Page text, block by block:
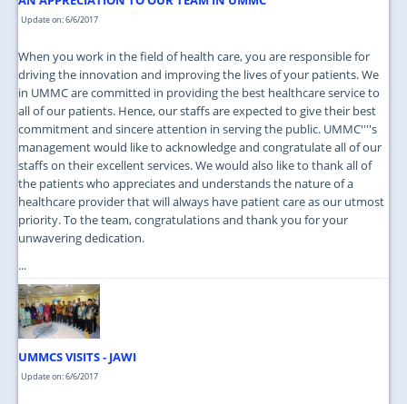
Update on: 6/6/2017
When you work in the field of health care, you are responsible for
driving the innovation and improving the lives of your patients. We
in UMMC are committed in providing the best healthcare service to
all of our patients. Hence, our staffs are expected to give their best
commitment and sincere attention in serving the public. UMMC''''s
management would like to acknowledge and congratulate all of our
staffs on their excellent services. We would also like to thank all of
the patients who appreciates and understands the nature of a
healthcare provider that will always have patient care as our utmost
priority. To the team, congratulations and thank you for your
unwavering dedication.
...
UMMCS VISITS - JAWI
Update on: 6/6/2017